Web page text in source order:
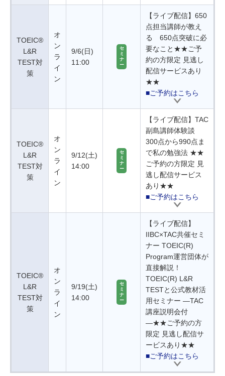
TOEIC®
L&R
TEST対
策
オ
ン
ラ
イ
ン
9/6(日)
11:00
セ
ミ
ナ
ー
【ライブ配信】650
点担当講師が教え
る 650点突破に必
要なこと★★ご予
約の方限定 見逃し
配信サービスあり
★★
■ご予約はこちら
TOEIC®
L&R
TEST対
策
オ
ン
ラ
イ
ン
9/12(土)
14:00
セ
ミ
ナ
ー
【ライブ配信】TAC
副島講師体験談
300点から990点ま
で私の勉強法 ★★
ご予約の方限定 見
逃し配信サービス
あり★★
■ご予約はこちら
TOEIC®
L&R
TEST対
策
オ
ン
ラ
イ
ン
9/19(土)
14:00
セ
ミ
ナ
ー
【ライブ配信】
IIBC×TAC共催セミ
ナー TOEIC(R)
Program運営団体が
直接解説！
TOEIC(R) L&R
TESTと公式教材活
用セミナー ―TAC
講座説明会付
―★★ご予約の方
限定 見逃し配信サ
ービスあり★★
■ご予約はこちら